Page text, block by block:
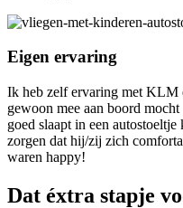
Eigen ervaring
Ik heb zelf ervaring met KLM
gewoon mee aan boord
goed slaapt in een
zorgen dat hij/zij zich
waren happy!
Dat éxtra stapje